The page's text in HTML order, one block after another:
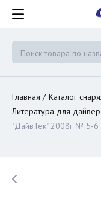
Главная Каталог
Литература для
"ДайвТек" 2008г № 5-6